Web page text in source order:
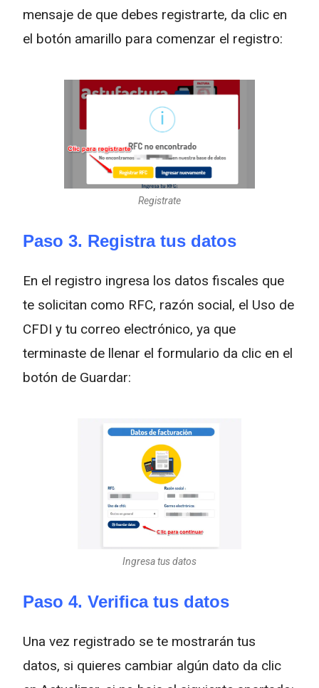
mensaje de que debes registrarte, da clic en
el botón amarillo para comenzar el registro:
Registrate
Paso 3. Registra tus datos
En el registro ingresa los datos fiscales que
te solicitan como RFC, razón social, el Uso de
CFDI y tu correo electrónico, ya que
terminaste de llenar el formulario da clic en el
botón de Guardar:
Ingresa tus datos
Paso 4. Verifica tus datos
Una vez registrado se te mostrarán tus
datos, si quieres cambiar algún dato da clic